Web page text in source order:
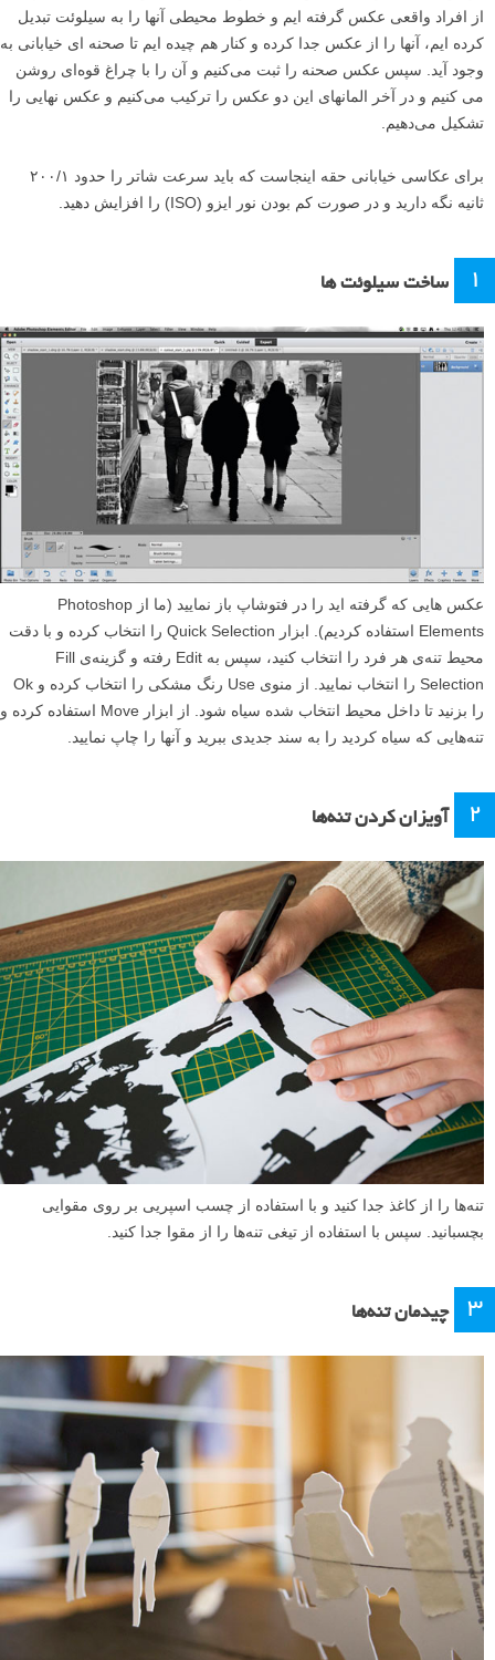
از افراد واقعی عکس گرفته ایم و خطوط محیطی آنها را به سیلوئت تبدیل
کرده ایم، آنها را از عکس جدا کرده و کنار هم چیده ایم تا صحنه ای خیابانی به
وجود آید. سپس عکس صحنه را ثبت می‌کنیم و آن را با چراغ قوه‌ای روشن
می کنیم و در آخر المانهای این دو عکس را ترکیب می‌کنیم و عکس نهایی را
تشکیل می‌دهیم.
برای عکاسی خیابانی حقه اینجاست که باید سرعت شاتر را حدود ۲۰۰/۱
ثانیه نگه دارید و در صورت کم بودن نور ایزو (ISO) را افزایش دهید.
۱ ساخت سیلوئت ها
عکس هایی که گرفته اید را در فتوشاپ باز نمایید (ما از Photoshop
Elements استفاده کردیم). ابزار Quick Selection را انتخاب کرده و با دقت
محیط تنه‌ی هر فرد را انتخاب کنید، سپس به Edit رفته و گزینه‌ی Fill
Selection را انتخاب نمایید. از منوی Use رنگ مشکی را انتخاب کرده و Ok
را بزنید تا داخل محیط انتخاب شده سیاه شود. از ابزار Move استفاده کرده و
تنه‌هایی که سیاه کردید را به سند جدیدی ببرید و آنها را چاپ نمایید.
۲ آویزان کردن تنه‌ها
تنه‌ها را از کاغذ جدا کنید و با استفاده از چسب اسپریی بر روی مقوایی
بچسبانید. سپس با استفاده از تیغی تنه‌ها را از مقوا جدا کنید.
۳ چیدمان تنه‌ها